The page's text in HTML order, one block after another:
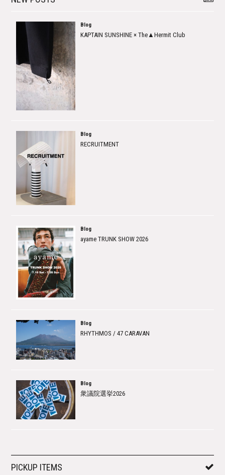
Blog
KAPTAIN SUNSHINE × The▲Hermit Club
Blog
RECRUITMENT
Blog
ayame TRUNK SHOW 2026
Blog
RHYTHMOS / 47 CARAVAN
Blog
衆議院選挙2026
PICKUP ITEMS